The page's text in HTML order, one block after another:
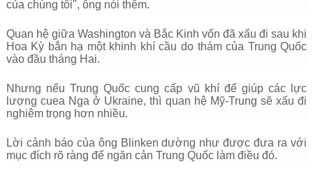
của chúng tôi", ông nói thêm.
Quan hệ giữa Washington và Bắc Kinh vốn đã xấu đi sau khi
Hoa Kỳ bắn hạ một khinh khí cầu do thám của Trung Quốc
vào đầu tháng Hai.
Nhưng nếu Trung Quốc cung cấp vũ khí để giúp các lực
lượng cuea Nga ở Ukraine, thì quan hệ Mỹ-Trung sẽ xấu đi
nghiêm trọng hơn nhiều.
Lời cảnh báo của ông Blinken dường như được đưa ra với
mục đích rõ ràng để ngăn cản Trung Quốc làm điều đó.